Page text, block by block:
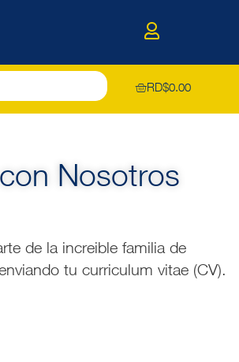
RD$0.00
Nosotros
de la increible familia de
tu curriculum vitae (CV).